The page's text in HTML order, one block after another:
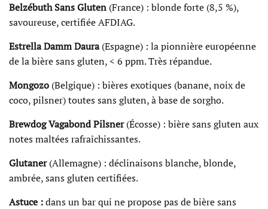
Belzébuth Sans Gluten (France) : blonde forte (8,5 %),
savoureuse, certifiée AFDIAG.
Estrella Damm Daura(Espagne) : la pionnière européenne
de la bière sans gluten, < 6 ppm. Très répandue.
Mongozo (Belgique) : bières exotiques (banane, noix de
coco, pilsner) toutes sans gluten, à base de sorgho.
Brewdog Vagabond Pilsner(Écosse) : bière sans gluten aux
notes maltées rafraîchissantes.
Glutaner(Allemagne) : déclinaisons blanche, blonde,
ambrée, sans gluten certifiées.
Astuce :dans un bar qui ne propose pas de bière sans